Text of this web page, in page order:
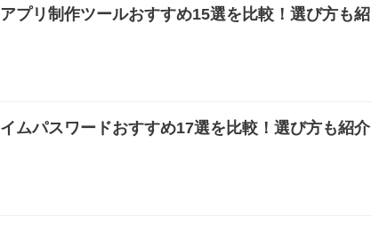
プリ制作ツールおすすめ15選を比較！選び方も紹
ムパスワードおすすめ17選を比較！選び方も紹介